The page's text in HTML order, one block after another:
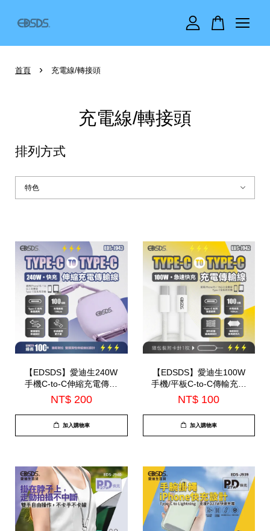
首頁 › 充電線/轉接頭
充電線/轉接頭
排列方式
【EDSDS】愛迪生240W
手機C-to-C伸縮充電傳輸
線(EDS-J943)
NT$ 200
加入購物車
【EDSDS】愛迪生100W
手機/平板C-to-C傳輸充電
線(EDS-J942)
NT$ 100
加入購物車
您的購物車目前還是空的。